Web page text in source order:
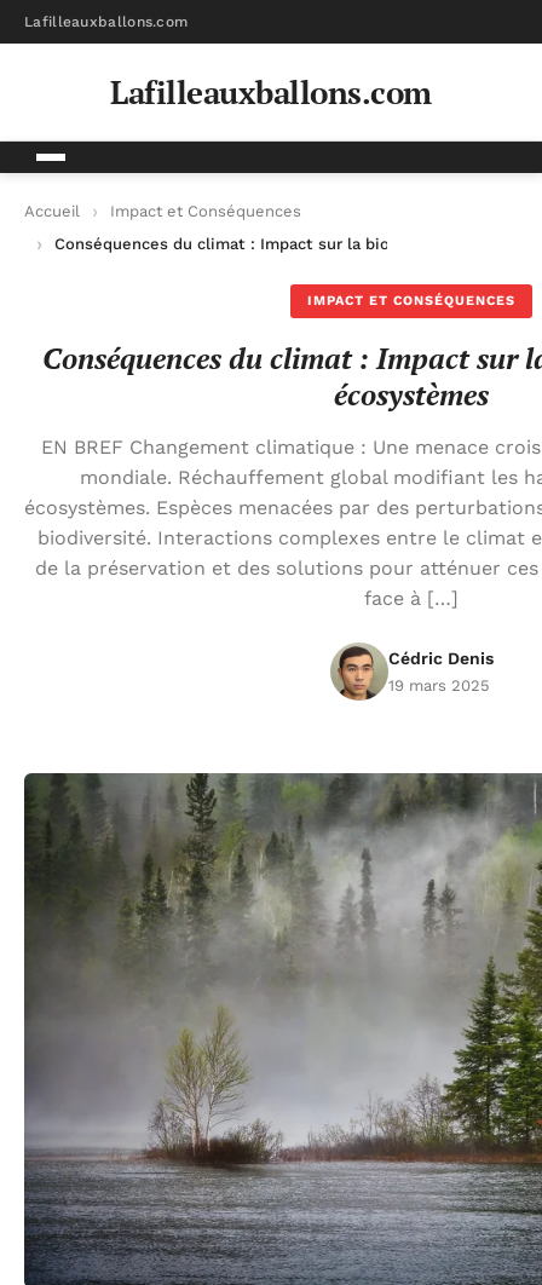
Lafilleauxballons.com
Lafilleauxballons.com
Accueil
Impact et Conséquences
Conséquences du climat : Impact sur la biodiversité et les
IMPACT ET CONSÉQUENCES
Conséquences du climat : Impact sur
écosystèmes
EN BREF Changement climatique : Une menace
mondiale. Réchauffement global modifiant les
écosystèmes. Espèces menacées par des
biodiversité. Interactions complexes entre le climat
de la préservation et des solutions pour atténuer ces
face à […]
Cédric Denis
19 mars 2025